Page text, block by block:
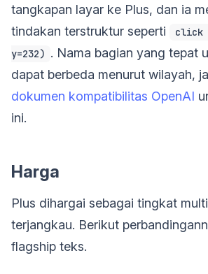
tangkapan layar ke Plus, dan ia
tindakan terstruktur seperti
click
y=232) . Nama bagian yang tepat
dapat berbeda menurut wilayah,
dokumen kompatibilitas OpenAI
ini.
Harga
Plus dihargai sebagai tingkat
terjangkau. Berikut
flagship teks.